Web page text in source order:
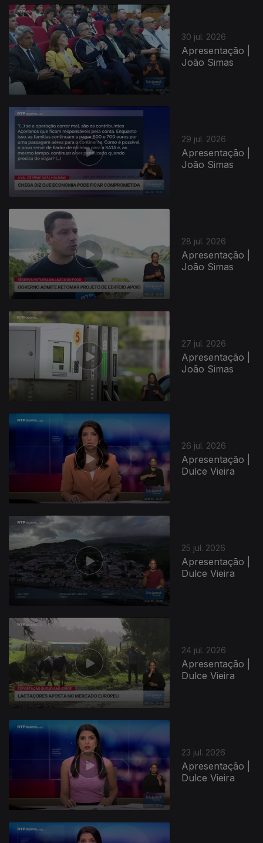
30 jul. 2026
Apresentação |
João Simas
29 jul. 2026
Apresentação |
João Simas
28 jul. 2026
Apresentação |
João Simas
27 jul. 2026
Apresentação |
João Simas
26 jul. 2026
Apresentação |
Dulce Vieira
25 jul. 2026
Apresentação |
Dulce Vieira
24 jul. 2026
Apresentação |
Dulce Vieira
23 jul. 2026
Apresentação |
Dulce Vieira